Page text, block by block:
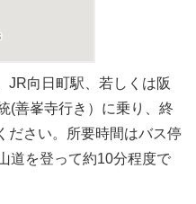
JR向日町駅、若しくは阪
(善峯寺行き）に乗り、終
ださい。所要時間はバス停
道を登って約10分程度で